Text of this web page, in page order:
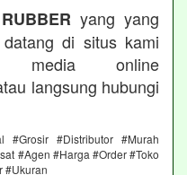
RUBBER yang yang
di situs kami
online
langsung hubungi
#Grosir #Distributor #Murah
#Agen #Harga #Order #Toko
#Ukuran